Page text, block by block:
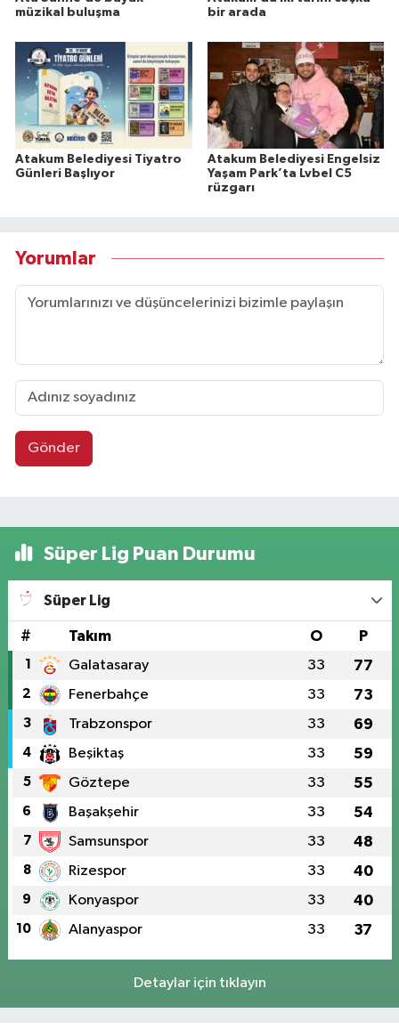
müzikal buluşma
bir arada
Atakum Belediyesi Tiyatro
Günleri Başlıyor
Atakum Belediyesi Engelsiz
Yaşam Park’ta Lvbel C5
rüzgarı
Yorumlar
Gönder
Süper Lig Puan Durumu
Süper Lig
# Takım O P
1 Galatasaray 33 77
2 Fenerbahçe 33 73
3 Trabzonspor 33 69
4 Beşiktaş 33 59
5 Göztepe 33 55
6 Başakşehir 33 54
7 Samsunspor 33 48
8 Rizespor 33 40
9 Konyaspor 33 40
10 Alanyaspor 33 37
Detaylar için tıklayın